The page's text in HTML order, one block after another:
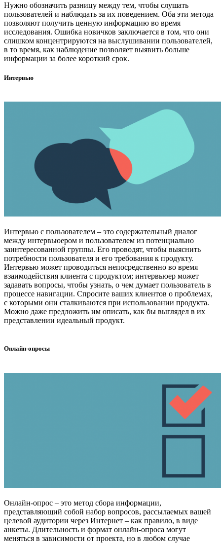
Нужно обозначить разницу между тем, чтобы слушать
пользователей и наблюдать за их поведением. Оба эти метода
позволяют получить ценную информацию во время
исследования. Ошибка новичков заключается в том, что они
слишком концентрируются на выслушивании пользователей,
в то время, как наблюдение позволяет выявить больше
информации за более короткий срок.
Интервью
Интервью с пользователем – это содержательный диалог
между интервьюером и пользователем из потенциально
заинтересованной группы. Его проводят, чтобы выяснить
потребности пользователя и его требования к продукту.
Интервью может проводиться непосредственно во время
взаимодействия клиента с продуктом; интервьюер может
задавать вопросы, чтобы узнать, о чем думает пользователь в
процессе навигации. Спросите ваших клиентов о проблемах,
с которыми они сталкиваются при использовании продукта.
Можно даже предложить им описать, как бы выглядел в их
представлении идеальный продукт.
Онлайн-опросы
Онлайн-опрос – это метод сбора информации,
представляющий собой набор вопросов, рассылаемых вашей
целевой аудитории через Интернет – как правило, в виде
анкеты. Длительность и формат онлайн-опроса могут
меняться в зависимости от проекта, но в любом случае